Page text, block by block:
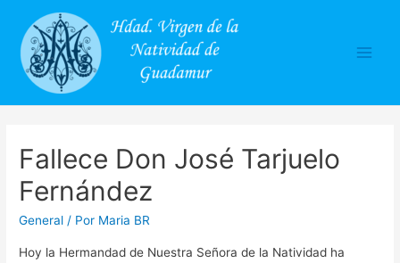
Fallece Don José Tarjuelo
Fernández
General / Por Maria BR
Hoy la Hermandad de Nuestra Señora de la Natividad ha